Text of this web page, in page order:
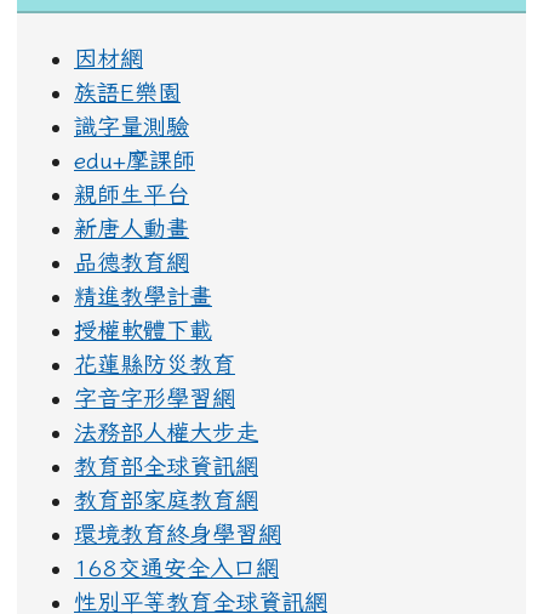
因材網
族語E樂園
識字量測驗
edu+摩課師
親師生平台
新唐人動畫
品德教育網
精進教學計畫
授權軟體下載
花蓮縣防災教育
字音字形學習網
法務部人權大步走
教育部全球資訊網
教育部家庭教育網
環境教育終身學習網
168交通安全入口網
性別平等教育全球資訊網